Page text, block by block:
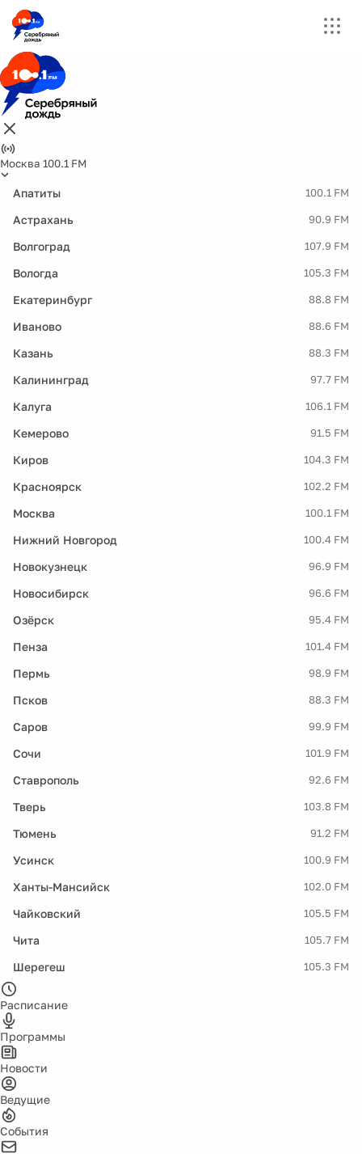
Москва 100.1 FM
Апатиты 100.1 FM
Астрахань 90.9 FM
Волгоград 107.9 FM
Вологда 105.3 FM
Екатеринбург 88.8 FM
Иваново 88.6 FM
Казань 88.3 FM
Калининград 97.7 FM
Калуга 106.1 FM
Кемерово 91.5 FM
Киров 104.3 FM
Красноярск 102.2 FM
Москва 100.1 FM
Нижний Новгород 100.4 FM
Новокузнецк 96.9 FM
Новосибирск 96.6 FM
Озёрск 95.4 FM
Пенза 101.4 FM
Пермь 98.9 FM
Псков 88.3 FM
Саров 99.9 FM
Сочи 101.9 FM
Ставрополь 92.6 FM
Тверь 103.8 FM
Тюмень 91.2 FM
Усинск 100.9 FM
Ханты-Мансийск 102.0 FM
Чайковский 105.5 FM
Чита 105.7 FM
Шерегеш 105.3 FM
Расписание
Программы
Новости
Ведущие
События